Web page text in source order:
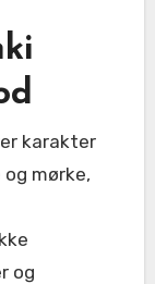
karakter
mørke,
og